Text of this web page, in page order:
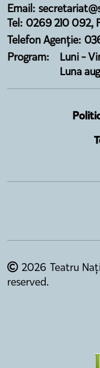
Email:
Tel: 0269 210 092,
Telefon Agenție:
Program:
Luni -
Luna
2026 Teatru
reserved.